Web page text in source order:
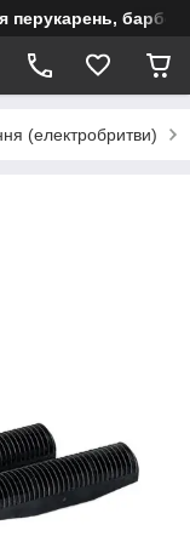
перукарень,
(електробритви)